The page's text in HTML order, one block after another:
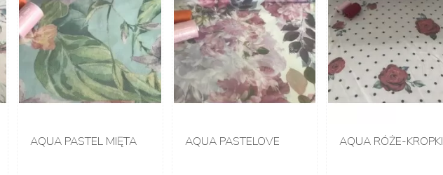
AQUA PASTEL MIĘTA AQUA PASTELOVE AQUA RÓŻE-KROPKI